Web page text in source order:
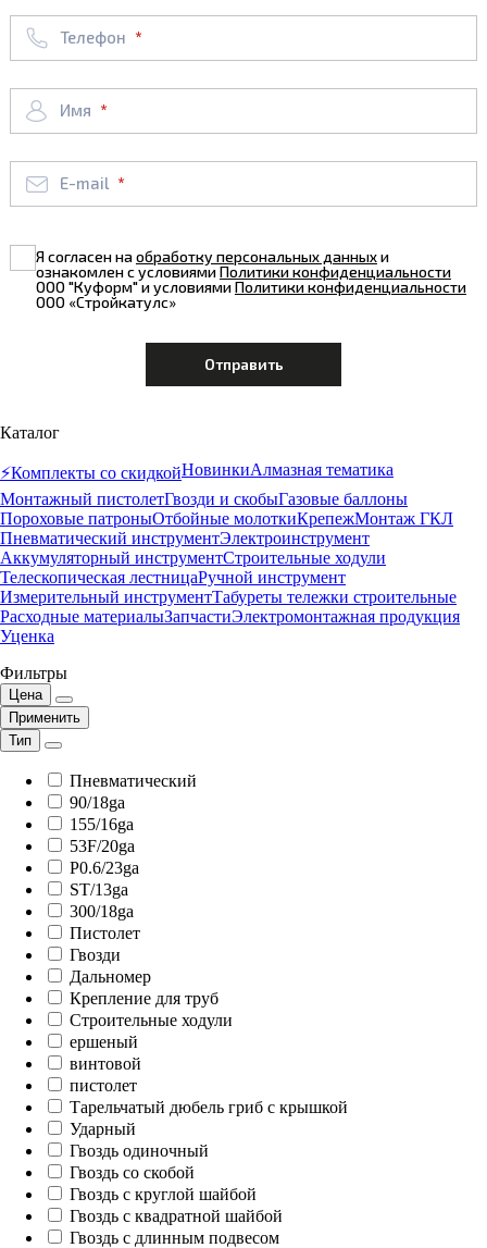
Телефон
Имя
E-mail
Я согласен наобработку персональных данныхи
ознакомлен с условиямиПолитики конфиденциальности
ООО "Куформ" и условиямиПолитики конфиденциальности
ООО «Стройкатулс»
Каталог
⚡️Комплекты со скидкойНовинкиАлмазная тематика
Монтажный пистолетГвозди и скобыГазовые баллоны
Пороховые патроныОтбойные молоткиКрепежМонтаж ГКЛ
Пневматический инструментЭлектроинструмент
Аккумуляторный инструментСтроительные ходули
Телескопическая лестницаРучной инструмент
Измерительный инструментТабуреты тележки строительные
Расходные материалыЗапчастиЭлектромонтажная продукция
Уценка
Фильтры
Цена
Применить
Тип
Пневматический
90/18ga
155/16ga
53F/20ga
P0.6/23ga
ST/13ga
300/18ga
Пистолет
Гвозди
Дальномер
Крепление для труб
Строительные ходули
ершеный
винтовой
пистолет
Тарельчатый дюбель гриб с крышкой
Ударный
Гвоздь одиночный
Гвоздь со скобой
Гвоздь с круглой шайбой
Гвоздь с квадратной шайбой
Гвоздь с длинным подвесом